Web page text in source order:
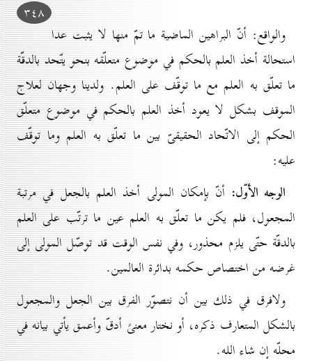
۳٤۸
والواقع: أنّ البراهين الماضية ما تمّ منها لا يثبت عدا
استحالة أخذ العلم بالحكم في موضوع متعلّقه بنحو يتّحد بالدقّة
ما تعلّق به العلم مع ما توقّف على العلم. ولدينا وجهان لعلاج
الموقف بشكل لا يعود أخذ العلم بالحكم في موضوع متعلّق
الحكم إلى الاتّحاد الحقيقىّ بين ما تعلّق به العلم وما توقّف
عليه:
الوجه الأوّل: أنّ بإمكان المولى أخذ العلم بالجعل في مرتبة
المجعول، فلم يكن ما تعلّق به العلم عين ما ترتّب على العلم
بالدقّة حتّى يلزم محذور، وفي نفس الوقت قد توصّل المولى إلى
غرضه من اختصاص حكمه بدائرة العالمين.
ولافرق في ذلك بين أن نتصوّر الفرق بين الجعل والمجعول
بالشكل المتعارف ذكره، أو نختار معنىً أدقّ وأعمق يأتي بيانه في
محلّه إن شاء الله.